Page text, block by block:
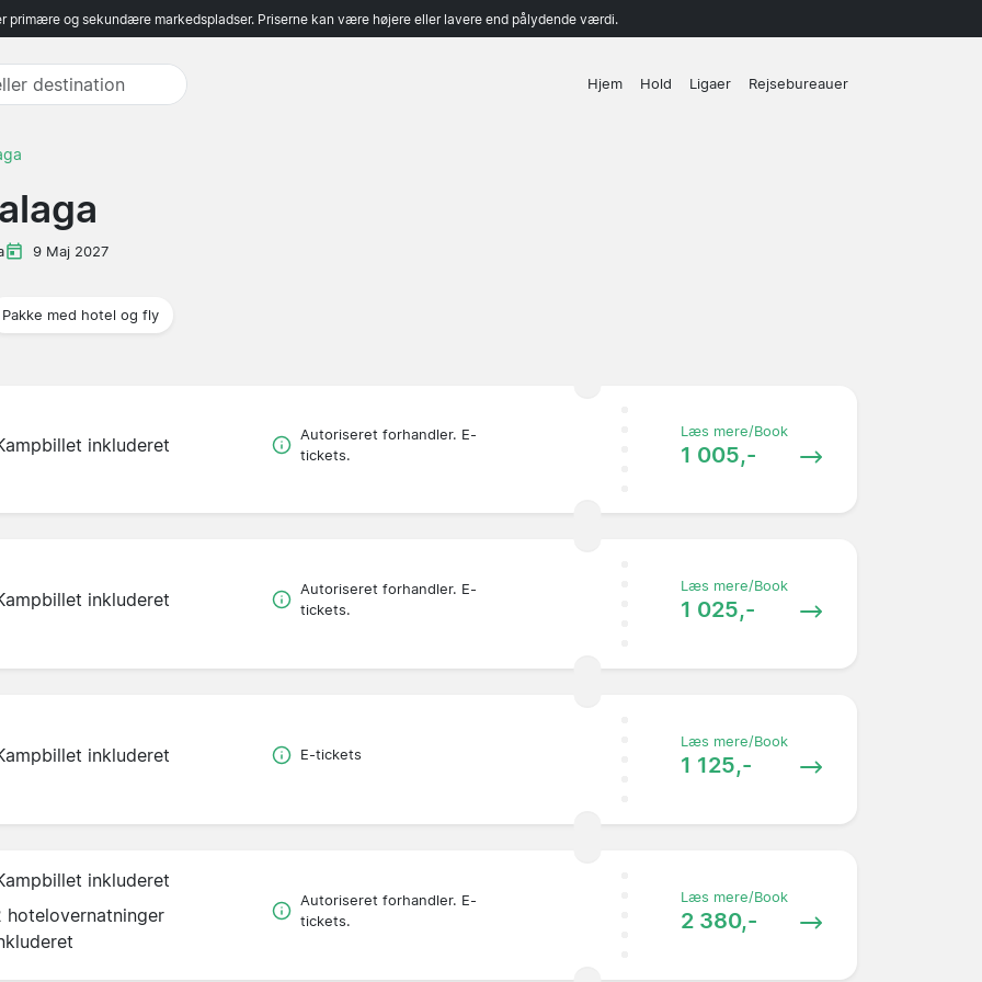
primære og sekundære markedspladser. Priserne kan være højere eller lavere end pålydende værdi.
Hjem Hold Ligaer Rejsebureauer
9 Maj 2027
Pakke med hotel og fly
inkluderet
Autoriseret forhandler. E-
tickets.
Læs mere/Book
1 005,-
inkluderet
Autoriseret forhandler. E-
tickets.
Læs mere/Book
1 025,-
inkluderet E-tickets
Læs mere/Book
1 125,-
inkluderet
hotelovernatninger
Autoriseret forhandler. E-
tickets.
Læs mere/Book
2 380,-